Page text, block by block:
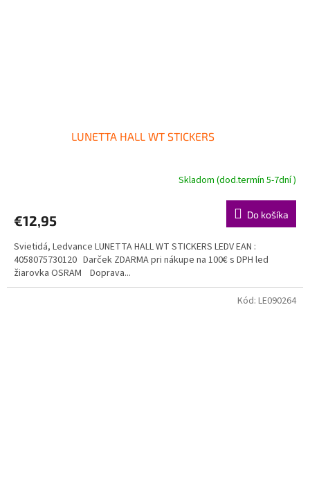
LUNETTA HALL WT STICKERS
Skladom (dod.termín 5-7dní )
€12,95 Do košíka
Svietidá, Ledvance LUNETTA HALL WT STICKERS LEDV EAN :
4058075730120 Darček ZDARMA pri nákupe na 100€ s DPH led
žiarovka OSRAM Doprava...
Kód: LE090264